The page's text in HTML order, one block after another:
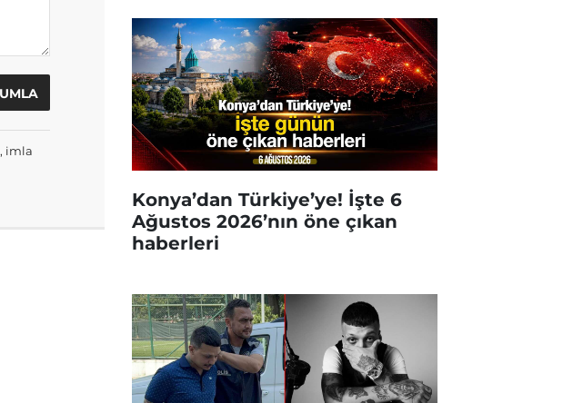
imla
Konya’dan Türkiye’ye! İşte 6
Ağustos 2026’nın öne çıkan
haberleri